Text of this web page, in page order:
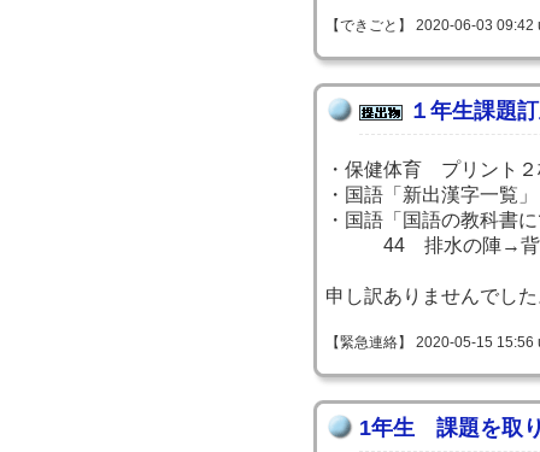
【できごと】 2020-06-03 09:42
１年生課題
・保健体育 プリント
・国語「新出漢字一
・国語「国語の教科
44 排水の陣→背
申し訳ありませんでし
【緊急連絡】 2020-05-15 15:56
1年生 課題を取